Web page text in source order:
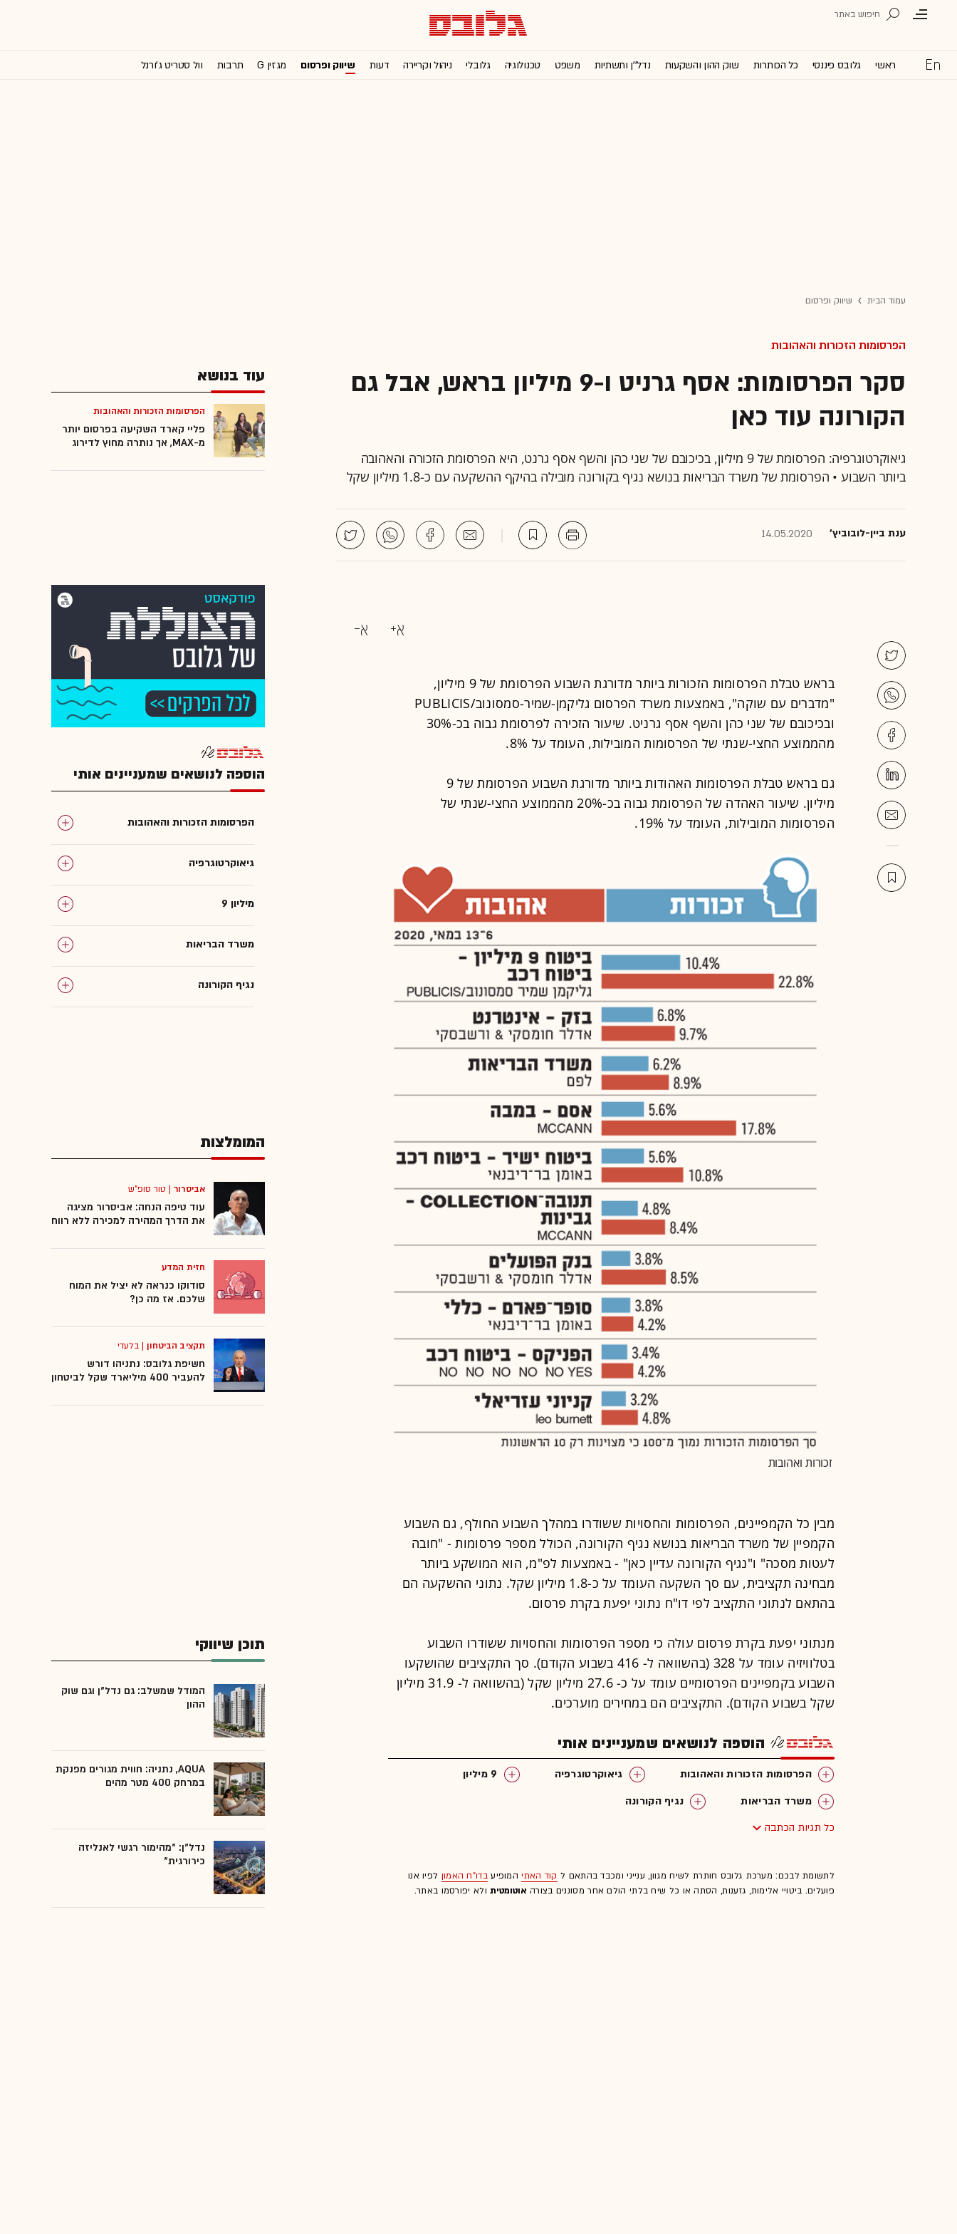
ראשי גלובס פיננסי כל הכותרות שוק ההון והשקעות נדל''ן ותשתיות משפט טכנולוגיה גלובלי ניהול וקריירה דעות שיווק ופרסום מגזין G תרבות וול סטריט ג'ורנל
עמוד הבית שיווק ופרסום
הפרסומות הזכורות והאהובות
סקר הפרסומות: אסף גרניט ו-9 מיליון בראש, אבל גם
הקורונה עוד כאן
גיאוקרטוגרפיה: הפרסומת של 9 מיליון, בכיכובם של שני כהן והשף אסף גרנט, היא הפרסומת הזכורה והאהובה
ביותר השבוע • הפרסומת של משרד הבריאות בנושא נגיף בקורונה מובילה בהיקף ההשקעה עם כ-1.8 מיליון שקל
ענת ביין-לובוביץ' 14.05.2020
בראש טבלת הפרסומות הזכורות ביותר מדורגת השבוע הפרסומת של 9 מיליון,
"מדברים עם שוקה", באמצעות משרד הפרסום גליקמן-שמיר-סמסונוב/PUBLICIS
ובכיכובם של שני כהן והשף אסף גרניט. שיעור הזכירה לפרסומת גבוה בכ-30%
מהממוצע החצי-שנתי של הפרסומות המובילות, העומד על 8%.
גם בראש טבלת הפרסומות האהודות ביותר מדורגת השבוע הפרסומת של 9
מיליון. שיעור האהדה של הפרסומת גבוה בכ-20% מהממוצע החצי-שנתי של
הפרסומות המובילות, העומד על 19%.
זכורות ואהובות
מבין כל הקמפיינים, הפרסומות והחסויות ששודרו במהלך השבוע החולף, גם השבוע
הקמפיין של משרד הבריאות בנושא נגיף הקורונה, הכולל מספר פרסומות - "חובה
לעטות מסכה" ו"נגיף הקורונה עדיין כאן" - באמצעות לפ"מ, הוא המושקע ביותר
מבחינה תקציבית, עם סך השקעה העומד על כ-1.8 מיליון שקל. נתוני ההשקעה הם
בהתאם לנתוני התקציב לפי דו"ח נתוני יפעת בקרת פרסום.
מנתוני יפעת בקרת פרסום עולה כי מספר הפרסומות והחסויות ששודרו השבוע
בטלוויזיה עומד על 328 (בהשוואה ל- 416 בשבוע הקודם). סך התקציבים שהושקעו
השבוע בקמפיינים הפרסומיים עומד על כ- 27.6 מיליון שקל (בהשוואה ל- 31.9 מיליון
שקל בשבוע הקודם). התקציבים הם במחירים מוערכים.
הוספה לנושאים שמעניינים אותי
הפרסומות הזכורות והאהובות גיאוקרטוגרפיה
9 מיליון
משרד הבריאות
נגיף הקורונה
כל תגיות הכתבה
לתשומת לבכם: מערכת גלובס חותרת לשיח מגוון, ענייני ומכבד בהתאם ל קוד האתיהמופיעבדו"ח האמון לפיו אנו
פועלים. ביטויי אלימות, גזענות, הסתה או כל שיח בלתי הולם אחר מסוננים בצורה אוטומטיתולא יפורסמו באתר.
עוד בנושא
הפרסומות הזכורות והאהובות
פליי קארד השקיעה בפרסום יותר
מ-MAX, אך נותרה מחוץ לדירוג
הוספה לנושאים שמעניינים אותי
הפרסומות הזכורות והאהובות
גיאוקרטוגרפיה
9 מיליון
משרד הבריאות
נגיף הקורונה
המומלצות
אביסרור| טור סופ"ש
עוד טיפה הנחה: אביסרור מציגה
את הדרך המהירה למכירה ללא רווח
חזית המדע
סודוקו כנראה לא יציל את המוח
שלכם. אז מה כן?
תקציב הביטחון |בלעדי
חשיפת גלובס: נתניהו דורש
להעביר 400 מיליארד שקל לביטחון
תוכן שיווקי
המודל שמשלב: גם נדל"ן וגם שוק
ההון
AQUA, נתניה: חווית מגורים מפנקת
במרחק 400 מטר מהים
נדל"ן: "מהימור רגשי לאנליזה
כירורגית"